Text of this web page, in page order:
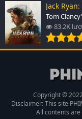
Jack
Tom
83.2K
Copyright ©
Disclaimer: This site
All contents